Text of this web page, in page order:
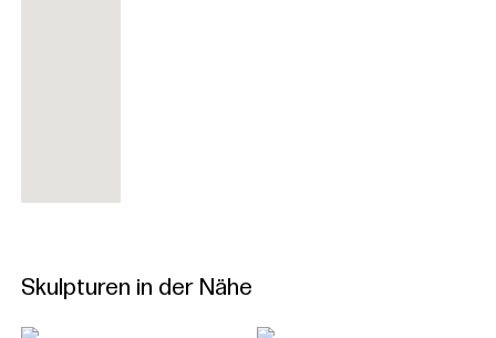
Skulpturen in der Nähe